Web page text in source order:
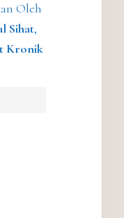
Oleh
Sihat,
Kronik